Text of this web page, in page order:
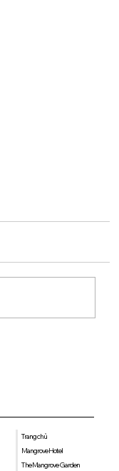
Trang chủ
Mangrove Hotel
The Mangrove Garden